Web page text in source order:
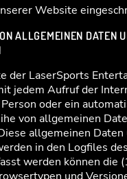
Website
ALLGEMEINEN DATEN
der LaserSports
jedem Aufruf der
oder ein
von allgemeinen
allgemeinen Daten
in den Logfiles
werden können die